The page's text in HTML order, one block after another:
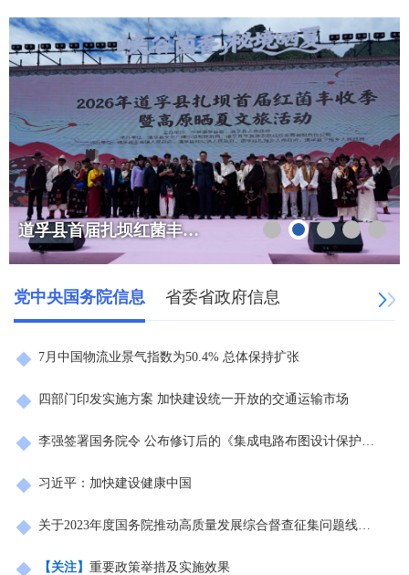
道孚县首届扎坝红菌丰收季暨高原晒夏文旅活动成功举办
党中央国务院信息 省委省政府信息
7月中国物流业景气指数为50.4% 总体保持扩张
四部门印发实施方案 加快建设统一开放的交通运输市场
李强签署国务院令 公布修订后的《集成电路布图设计保护条例》
习近平：加快建设健康中国
关于2023年度国务院推动高质量发展综合督查征集问题线索的公告
【关注】 重要政策举措及实施效果